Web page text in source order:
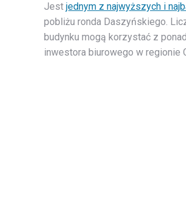
Jest jednym z najwyższych i
pobliżu ronda Daszyńskiego.
budynku mogą korzystać z
inwestora biurowego w regionie